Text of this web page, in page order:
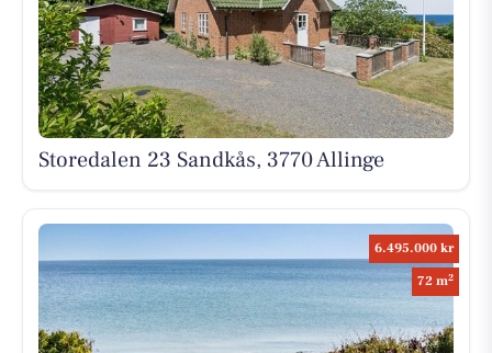
Storedalen 23 Sandkås, 3770 Allinge
6.495.000 kr
72 m2